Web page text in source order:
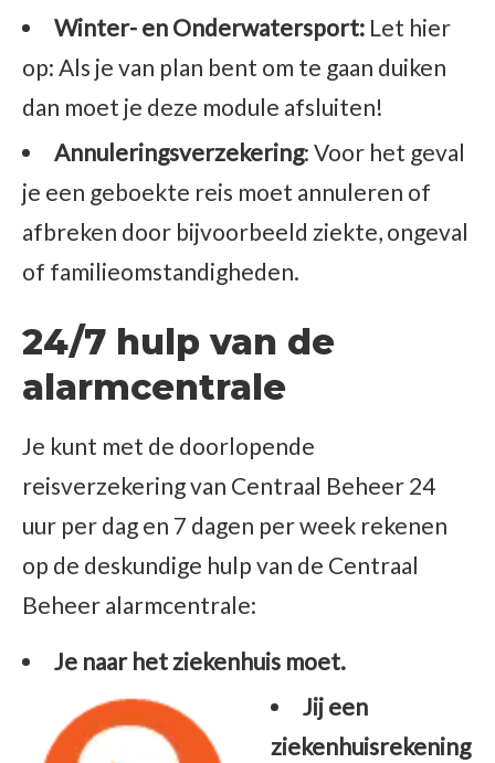
Winter- en Onderwatersport: Let hier
op: Als je van plan bent om te gaan duiken
dan moet je deze module afsluiten!
Annuleringsverzekering: Voor het geval
je een geboekte reis moet annuleren of
afbreken door bijvoorbeeld ziekte, ongeval
of familieomstandigheden.
24/7 hulp van de
alarmcentrale
Je kunt met de doorlopende
reisverzekering van Centraal Beheer 24
uur per dag en 7 dagen per week rekenen
op de deskundige hulp van de Centraal
Beheer alarmcentrale:
Je naar het ziekenhuis moet.
Jij een
ziekenhuisrekening